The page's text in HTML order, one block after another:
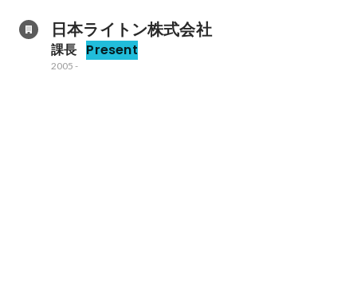
日本ライトン株式会社
課長 Present
2005 -